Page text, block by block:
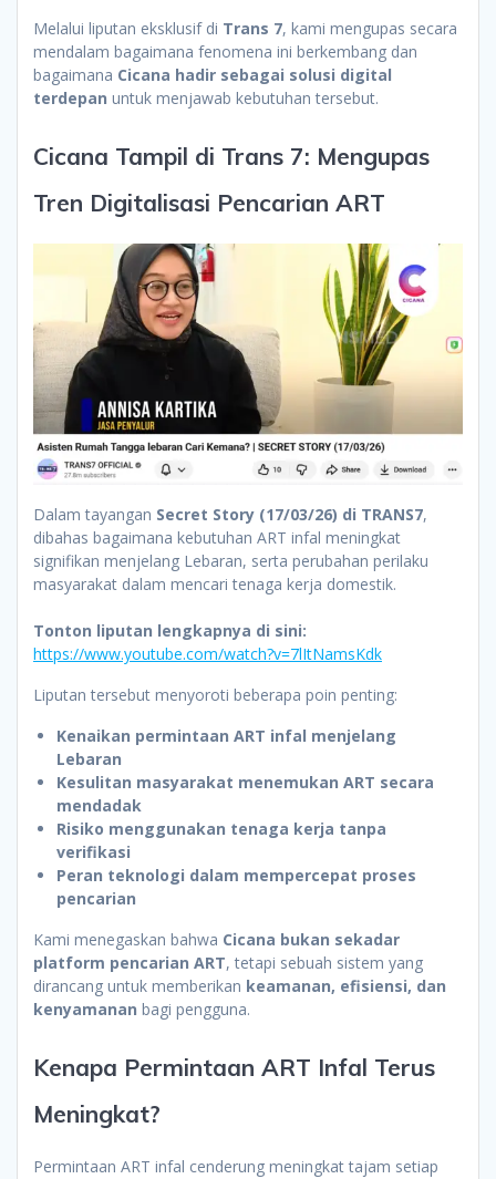
Melalui liputan eksklusif di Trans 7, kami mengupas secara
mendalam bagaimana fenomena ini berkembang dan
bagaimana Cicana hadir sebagai solusi digital
terdepan untuk menjawab kebutuhan tersebut.
Cicana Tampil di Trans 7: Mengupas
Tren Digitalisasi Pencarian ART
Dalam tayangan Secret Story (17/03/26) di TRANS7,
dibahas bagaimana kebutuhan ART infal meningkat
signifikan menjelang Lebaran, serta perubahan perilaku
masyarakat dalam mencari tenaga kerja domestik.
Tonton liputan lengkapnya di sini:
https://www.youtube.com/watch?v=7lItNamsKdk
Liputan tersebut menyoroti beberapa poin penting:
Kenaikan permintaan ART infal menjelang
Lebaran
Kesulitan masyarakat menemukan ART secara
mendadak
Risiko menggunakan tenaga kerja tanpa
verifikasi
Peran teknologi dalam mempercepat proses
pencarian
Kami menegaskan bahwa Cicana bukan sekadar
platform pencarian ART, tetapi sebuah sistem yang
dirancang untuk memberikan keamanan, efisiensi, dan
kenyamanan bagi pengguna.
Kenapa Permintaan ART Infal Terus
Meningkat?
Permintaan ART infal cenderung meningkat tajam setiap